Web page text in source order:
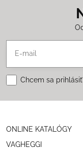
Chcem sa
ONLINE KATALÓGY
VAGHEGGI